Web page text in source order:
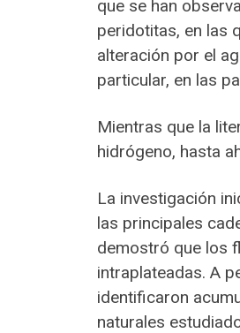
que se han
peridotitas, en las
alteración por el
particular, en las
Mientras que la
hidrógeno, hasta
La investigación
las principales
demostró que los
intraplateadas. A
identificaron
naturales